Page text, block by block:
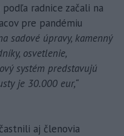
radnice začali na
pre pandémiu
sadové úpravy, kamenný
osvetlenie,
systém predstavujú
je 30.000 eur,“
aj členovia